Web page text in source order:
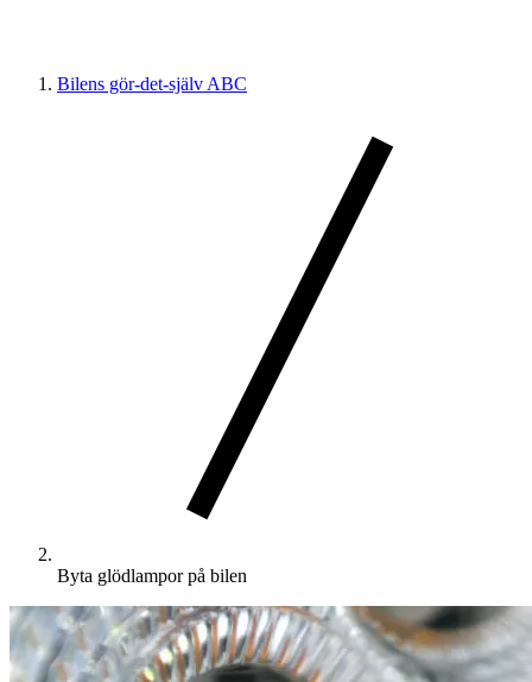
Bilens gör-det-själv ABC
Byta glödlampor på bilen